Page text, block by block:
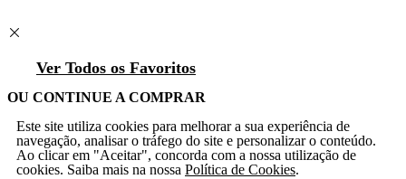
Ver Todos os Favoritos
OU CONTINUE A COMPRAR
Este site utiliza cookies para melhorar a sua experiência de
navegação, analisar o tráfego do site e personalizar o conteúdo.
Ao clicar em "Aceitar", concorda com a nossa utilização de
cookies. Saiba mais na nossa Política de Cookies.